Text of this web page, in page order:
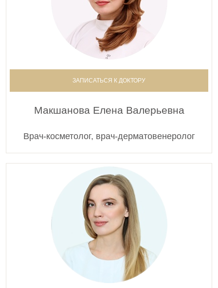
ЗАПИСАТЬСЯ К ДОКТОРУ
Макшанова Елена Валерьевна
Врач-косметолог, врач-дерматовенеролог